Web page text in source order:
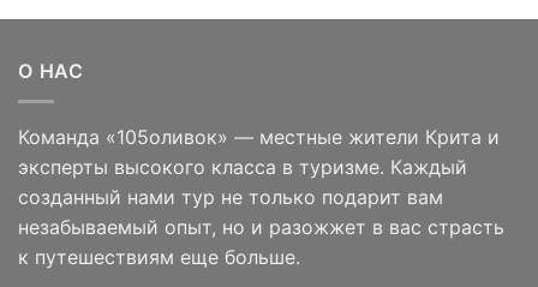
О НАС
Команда «105оливок» — местные жители Крита и
эксперты высокого класса в туризме. Каждый
созданный нами тур не только подарит вам
незабываемый опыт, но и разожжет в вас страсть
к путешествиям еще больше.